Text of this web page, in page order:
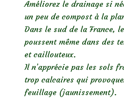
Améliorez le drainage si
un peu de compost à la
Dans le sud de la France,
poussent même dans des
et caillouteux.
Il n’apprécie pas les sols
trop calcaires qui
feuillage (jaunissement).